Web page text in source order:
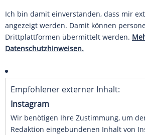
Ich bin damit einverstanden, dass mir
angezeigt werden. Damit können
Drittplattformen übermittelt werden.
Datenschutzhinweisen.
Empfohlener externer Inhalt:
Instagram
Wir benötigen Ihre Zustimmung, um
Redaktion eingebundenen Inhalt von